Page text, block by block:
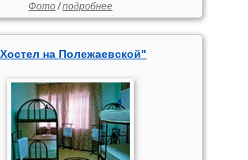
Фото/подробнее
на Полежаевской"